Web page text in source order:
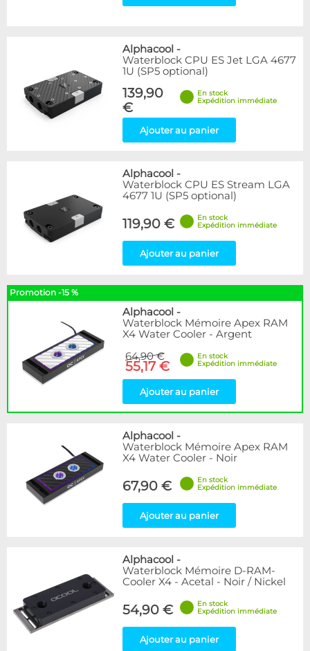
Alphacool -
Waterblock CPU ES Jet LGA 4677
1U (SP5 optional)
139,90
€
En stock
Expédition immédiate
Ajouter au panier
Alphacool -
Waterblock CPU ES Stream LGA
4677 1U (SP5 optional)
119,90 €
En stock
Expédition immédiate
Ajouter au panier
Promotion -15 %
Alphacool -
Waterblock Mémoire Apex RAM
X4 Water Cooler - Argent
64,90 €
55,17 €
En stock
Expédition immédiate
Ajouter au panier
Alphacool -
Waterblock Mémoire Apex RAM
X4 Water Cooler - Noir
67,90 €
En stock
Expédition immédiate
Ajouter au panier
Alphacool -
Waterblock Mémoire D-RAM-
Cooler X4 - Acetal - Noir / Nickel
54,90 €
En stock
Expédition immédiate
Ajouter au panier